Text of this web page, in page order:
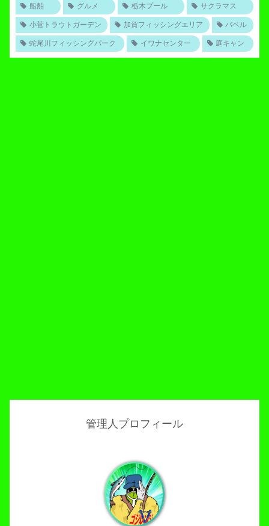
船舶 グルメ 栃木プール サクラマス
小菅トラウトガーデン 加賀フィッシングエリア バベル
蛇尾川フィッシングパーク イワナセンター 庭キャン
管理人プロフィール